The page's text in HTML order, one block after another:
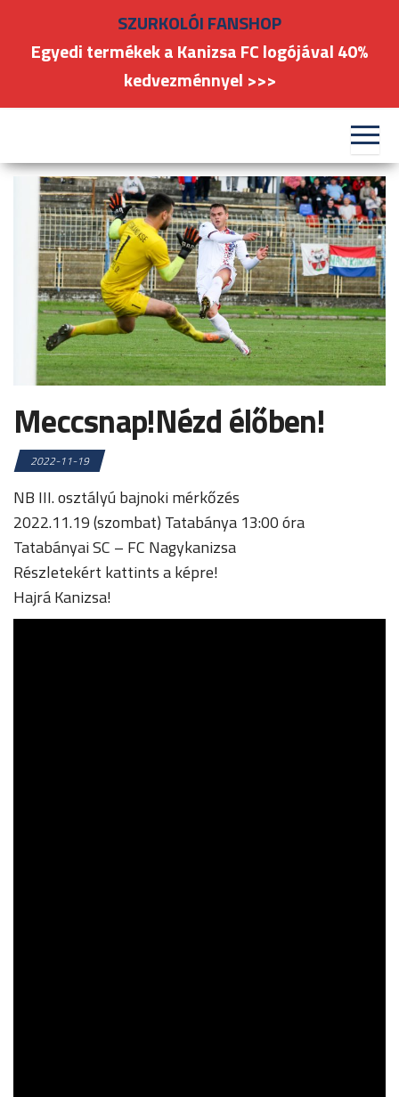
FC
#kanizsafoci
Meccsnap!Nézd élőben!
2022-11-19
NB III. osztályú bajnoki mérkőzés
2022.11.19 (szombat) Tatabánya 13:00 óra
Tatabányai SC – FC Nagykanizsa
Részletekért kattints a képre!
Hajrá Kanizsa!
SZURKOLÓI FANSHOP
Egyedi termékek a Kanizsa FC logójával 40%
kedvezménnyel >>>